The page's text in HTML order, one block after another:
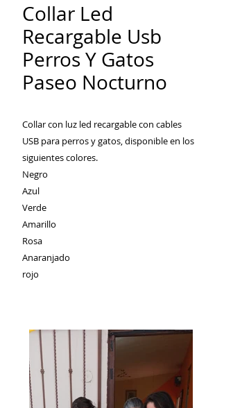
Collar Led
Recargable Usb
Perros Y Gatos
Paseo Nocturno
Collar con luz led recargable con cables
USB para perros y gatos, disponible en los
siguientes colores.
Negro
Azul
Verde
Amarillo
Rosa
Anaranjado
rojo